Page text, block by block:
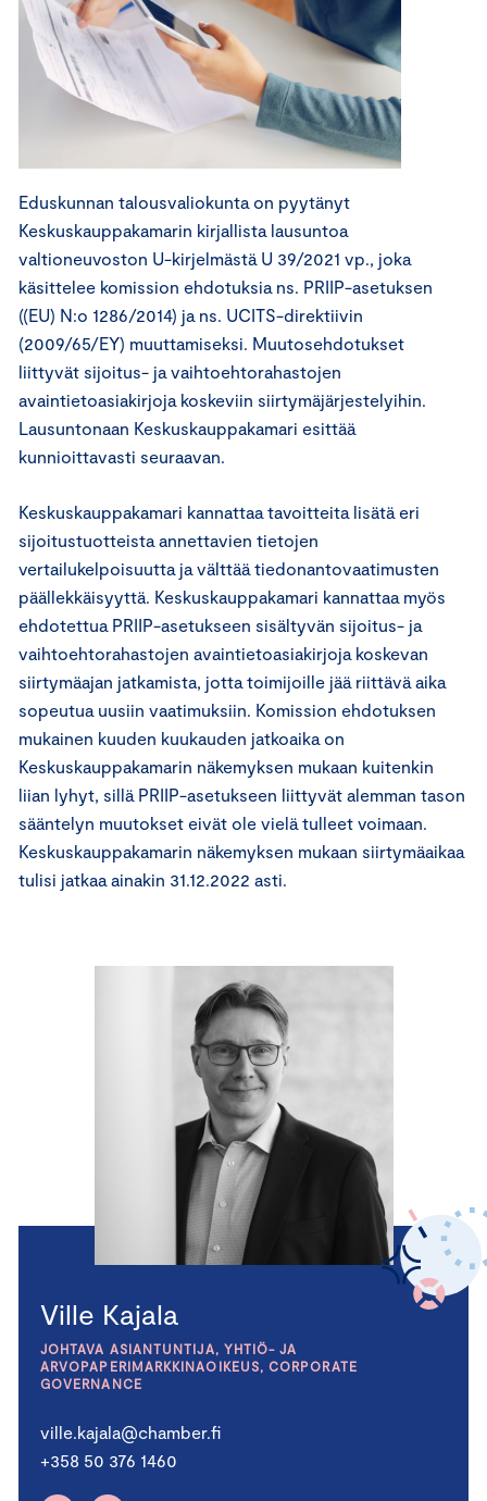
Eduskunnan talousvaliokunta on pyytänyt
Keskuskauppakamarin kirjallista lausuntoa
valtioneuvoston U-kirjelmästä U 39/2021 vp., joka
käsittelee komission ehdotuksia ns. PRIIP-asetuksen
((EU) N:o 1286/2014) ja ns. UCITS-direktiivin
(2009/65/EY) muuttamiseksi. Muutosehdotukset
liittyvät sijoitus- ja vaihtoehtorahastojen
avaintietoasiakirjoja koskeviin siirtymäjärjestelyihin.
Lausuntonaan Keskuskauppakamari esittää
kunnioittavasti seuraavan.
Keskuskauppakamari kannattaa tavoitteita lisätä eri
sijoitustuotteista annettavien tietojen
vertailukelpoisuutta ja välttää tiedonantovaatimusten
päällekkäisyyttä. Keskuskauppakamari kannattaa myös
ehdotettua PRIIP-asetukseen sisältyvän sijoitus- ja
vaihtoehtorahastojen avaintietoasiakirjoja koskevan
siirtymäajan jatkamista, jotta toimijoille jää riittävä aika
sopeutua uusiin vaatimuksiin. Komission ehdotuksen
mukainen kuuden kuukauden jatkoaika on
Keskuskauppakamarin näkemyksen mukaan kuitenkin
liian lyhyt, sillä PRIIP-asetukseen liittyvät alemman tason
sääntelyn muutokset eivät ole vielä tulleet voimaan.
Keskuskauppakamarin näkemyksen mukaan siirtymäaikaa
tulisi jatkaa ainakin 31.12.2022 asti.
Ville Kajala
JOHTAVA ASIANTUNTIJA, YHTIÖ- JA
ARVOPAPERIMARKKINAOIKEUS, CORPORATE
GOVERNANCE
ville.kajala@chamber.fi
+358 50 376 1460